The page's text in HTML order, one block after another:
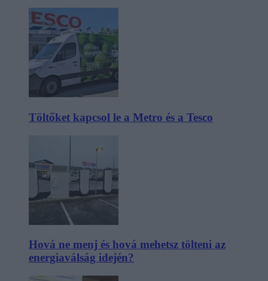
Töltőket kapcsol le a Metro és a Tesco
Hová ne menj és hová mehetsz tölteni az
energiaválság idején?